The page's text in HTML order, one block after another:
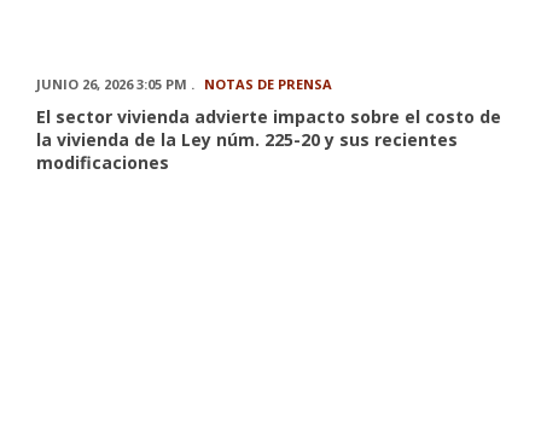
JUNIO 26, 2026 3:05 PM . NOTAS DE PRENSA
El sector vivienda advierte impacto sobre el costo de
la vivienda de la Ley núm. 225-20 y sus recientes
modificaciones